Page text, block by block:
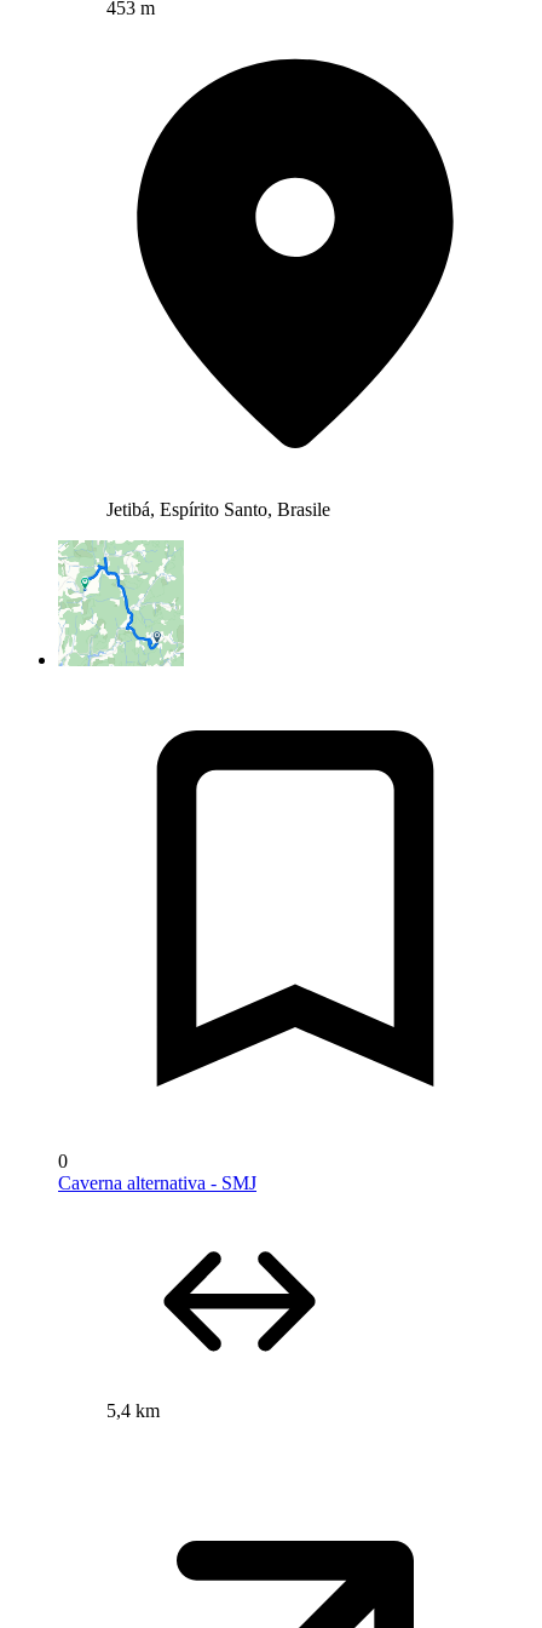
453 m
Jetibá, Espírito Santo, Brasile
0
Caverna alternativa - SMJ
5,4 km